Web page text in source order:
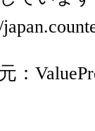
：